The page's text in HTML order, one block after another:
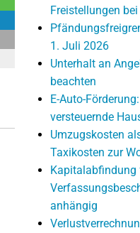
Freistellungen
1. Juli 2026
Unterhalt an
beachten
E-Auto-
versteuernde
Umzugskosten
Taxikosten zur
Kapitalabfindung
anhängig